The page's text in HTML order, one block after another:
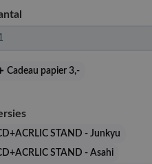
Cadeau papier 3,-
STAND - Junkyu
STAND - Asahi